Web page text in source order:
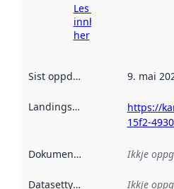
Les meir om
innhenting
her
Sist oppdatert 9. mai
Landingsside
https://
15f2-
Dokumentasjon Ikkje
Datasettype Ikkje